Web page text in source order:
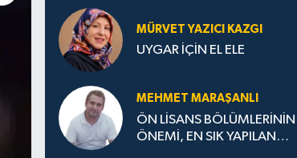
MÜRVET YAZICI KAZGI
UYGAR İÇİN EL ELE
MEHMET MARAŞANLI
ÖN LİSANS BÖLÜMLERİNİN
ÖNEMİ, EN SIK YAPILAN